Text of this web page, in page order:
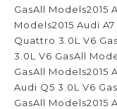
GasAll Models2015
Models2015 Audi
Quattro 3.0L V6
3.0L V6 GasAll
GasAll Models2015
Audi Q5 3.0L V6
GasAll Models2015